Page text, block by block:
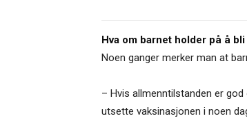
Hva om barnet holder på å bli
Noen ganger merker man at
– Hvis allmenntilstanden er
utsette vaksinasjonen i noen